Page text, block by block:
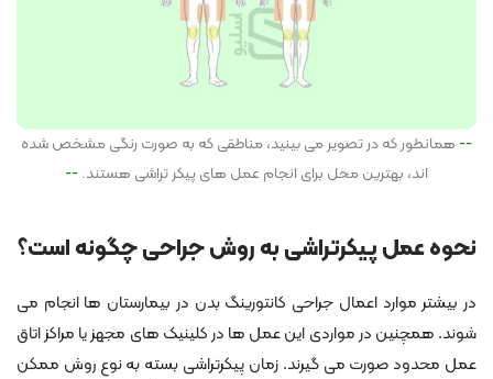
همانطور که در تصویر می بینید، مناطقی که به صورت رنگی مشخص شده
اند، بهترین محل برای انجام عمل های پیکر تراشی هستند.
نحوه عمل پیکرتراشی به روش جراحی چگونه است؟
در بیشتر موارد اعمال جراحی کانتورینگ بدن در بیمارستان ها انجام می
شوند. همچنین در مواردی این عمل ها در کلینیک های مجهز یا مراکز اتاق
عمل محدود صورت می گیرند. زمان پیکرتراشی بسته به نوع روش ممکن